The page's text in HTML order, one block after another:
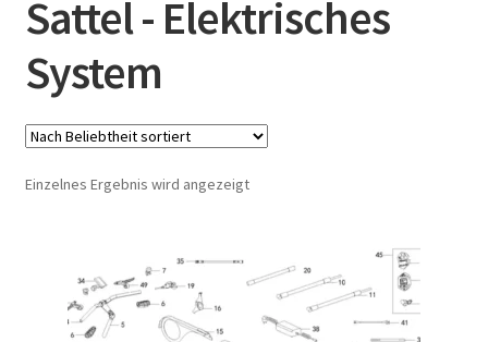
Sattel - Elektrisches
System
Einzelnes Ergebnis wird angezeigt